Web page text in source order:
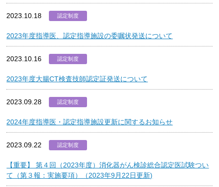
2023.10.18 認定制度
2023年度指導医、認定指導施設の委嘱状発送について
2023.10.16 認定制度
2023年度大腸CT検査技師認定証発送について
2023.09.28 認定制度
2024年度指導医・認定指導施設更新に関するお知らせ
2023.09.22 認定制度
【重要】 第４回（2023年度）消化器がん検診総合認定医試験つい
て（第３報：実施要項）（2023年9月22日更新)